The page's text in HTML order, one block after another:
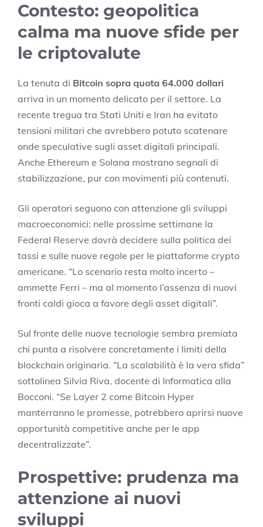
Contesto: geopolitica
calma ma nuove sfide per
le criptovalute
La tenuta di Bitcoin sopra quota 64.000 dollari
arriva in un momento delicato per il settore. La
recente tregua tra Stati Uniti e Iran ha evitato
tensioni militari che avrebbero potuto scatenare
onde speculative sugli asset digitali principali.
Anche Ethereum e Solana mostrano segnali di
stabilizzazione, pur con movimenti più contenuti.
Gli operatori seguono con attenzione gli sviluppi
macroeconomici: nelle prossime settimane la
Federal Reserve dovrà decidere sulla politica dei
tassi e sulle nuove regole per le piattaforme crypto
americane. “Lo scenario resta molto incerto –
ammette Ferri – ma al momento l’assenza di nuovi
fronti caldi gioca a favore degli asset digitali”.
Sul fronte delle nuove tecnologie sembra premiata
chi punta a risolvere concretamente i limiti della
blockchain originaria. “La scalabilità è la vera sfida”
sottolinea Silvia Riva, docente di Informatica alla
Bocconi. “Se Layer 2 come Bitcoin Hyper
manterranno le promesse, potrebbero aprirsi nuove
opportunità competitive anche per le app
decentralizzate”.
Prospettive: prudenza ma
attenzione ai nuovi
sviluppi